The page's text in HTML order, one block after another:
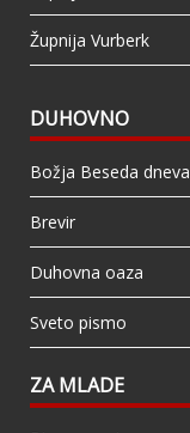
Župnija Vurberk
DUHOVNO
Božja Beseda dneva
Brevir
Duhovna oaza
Sveto pismo
ZA MLADE